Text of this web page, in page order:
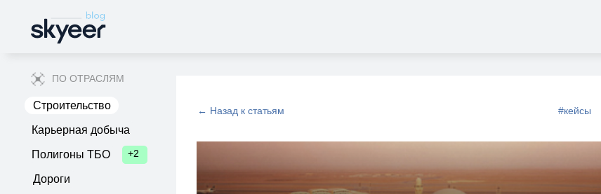
ПО ОТРАСЛЯМ
Строительство
Карьерная добыча
Полигоны ТБО
Дороги
+2
#кейсы
← Назад к статьям